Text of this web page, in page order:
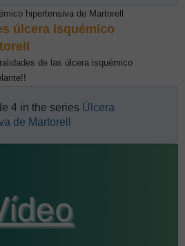
úlcera isquémico
de las úlcera isquémico
4 in the series Úlcera
de Martorell